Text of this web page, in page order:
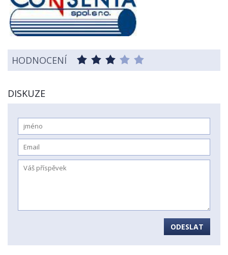
HODNOCENÍ
DISKUZE
ODESLAT